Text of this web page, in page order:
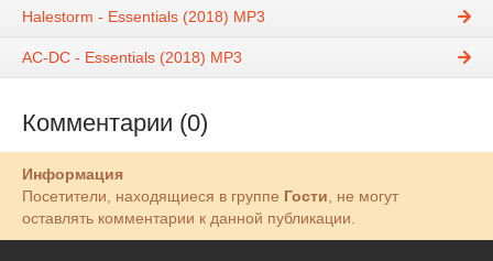
Halestorm - Essentials (2018) MP3
AC-DC - Essentials (2018) MP3
Комментарии (0)
Информация
Посетители, находящиеся в группе Гости, не могут
оставлять комментарии к данной публикации.